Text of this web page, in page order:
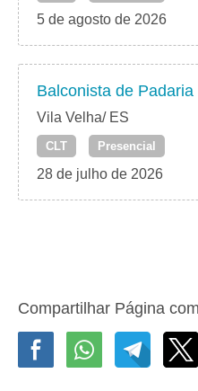
5 de agosto de 2026
Balconista de Padaria
Vila Velha/ ES
CLT Presencial
28 de julho de 2026
Compartilhar Página